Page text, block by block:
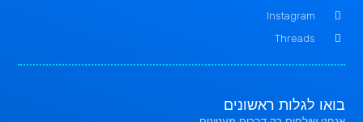
Instagram
Threads
בואו לגלות ראשונים